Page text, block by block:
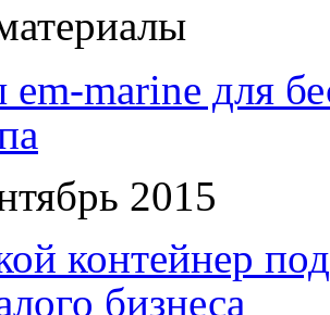
marine для
2015
контейнер
бизнеса